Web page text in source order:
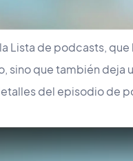
Lista de podcasts,
sino que también deja
del episodio de